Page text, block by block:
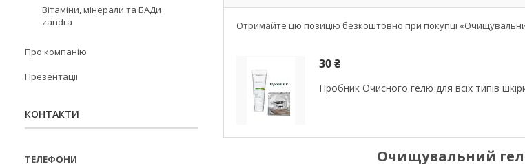
Отримайте цю позицію безкоштовно при покупці
30 ₴
Пробник Очисного гелю для всіх типів
Очищувальний
Вітаміни, мінерали та БАДи
zandra
Про компанію
Презентаціі
КОНТАКТИ